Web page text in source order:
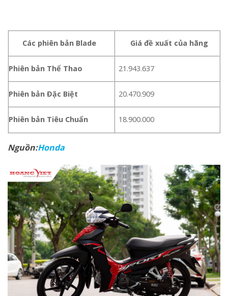
Các phiên bản Blade Giá đề xuất của hãng
Phiên bản Thể Thao 21.943.637
Phiên bản Đặc Biệt 20.470.909
Phiên bản Tiêu Chuẩn 18.900.000
Nguồn:Honda